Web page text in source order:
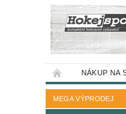
NÁKUP NA
MEGA VÝPRODEJ